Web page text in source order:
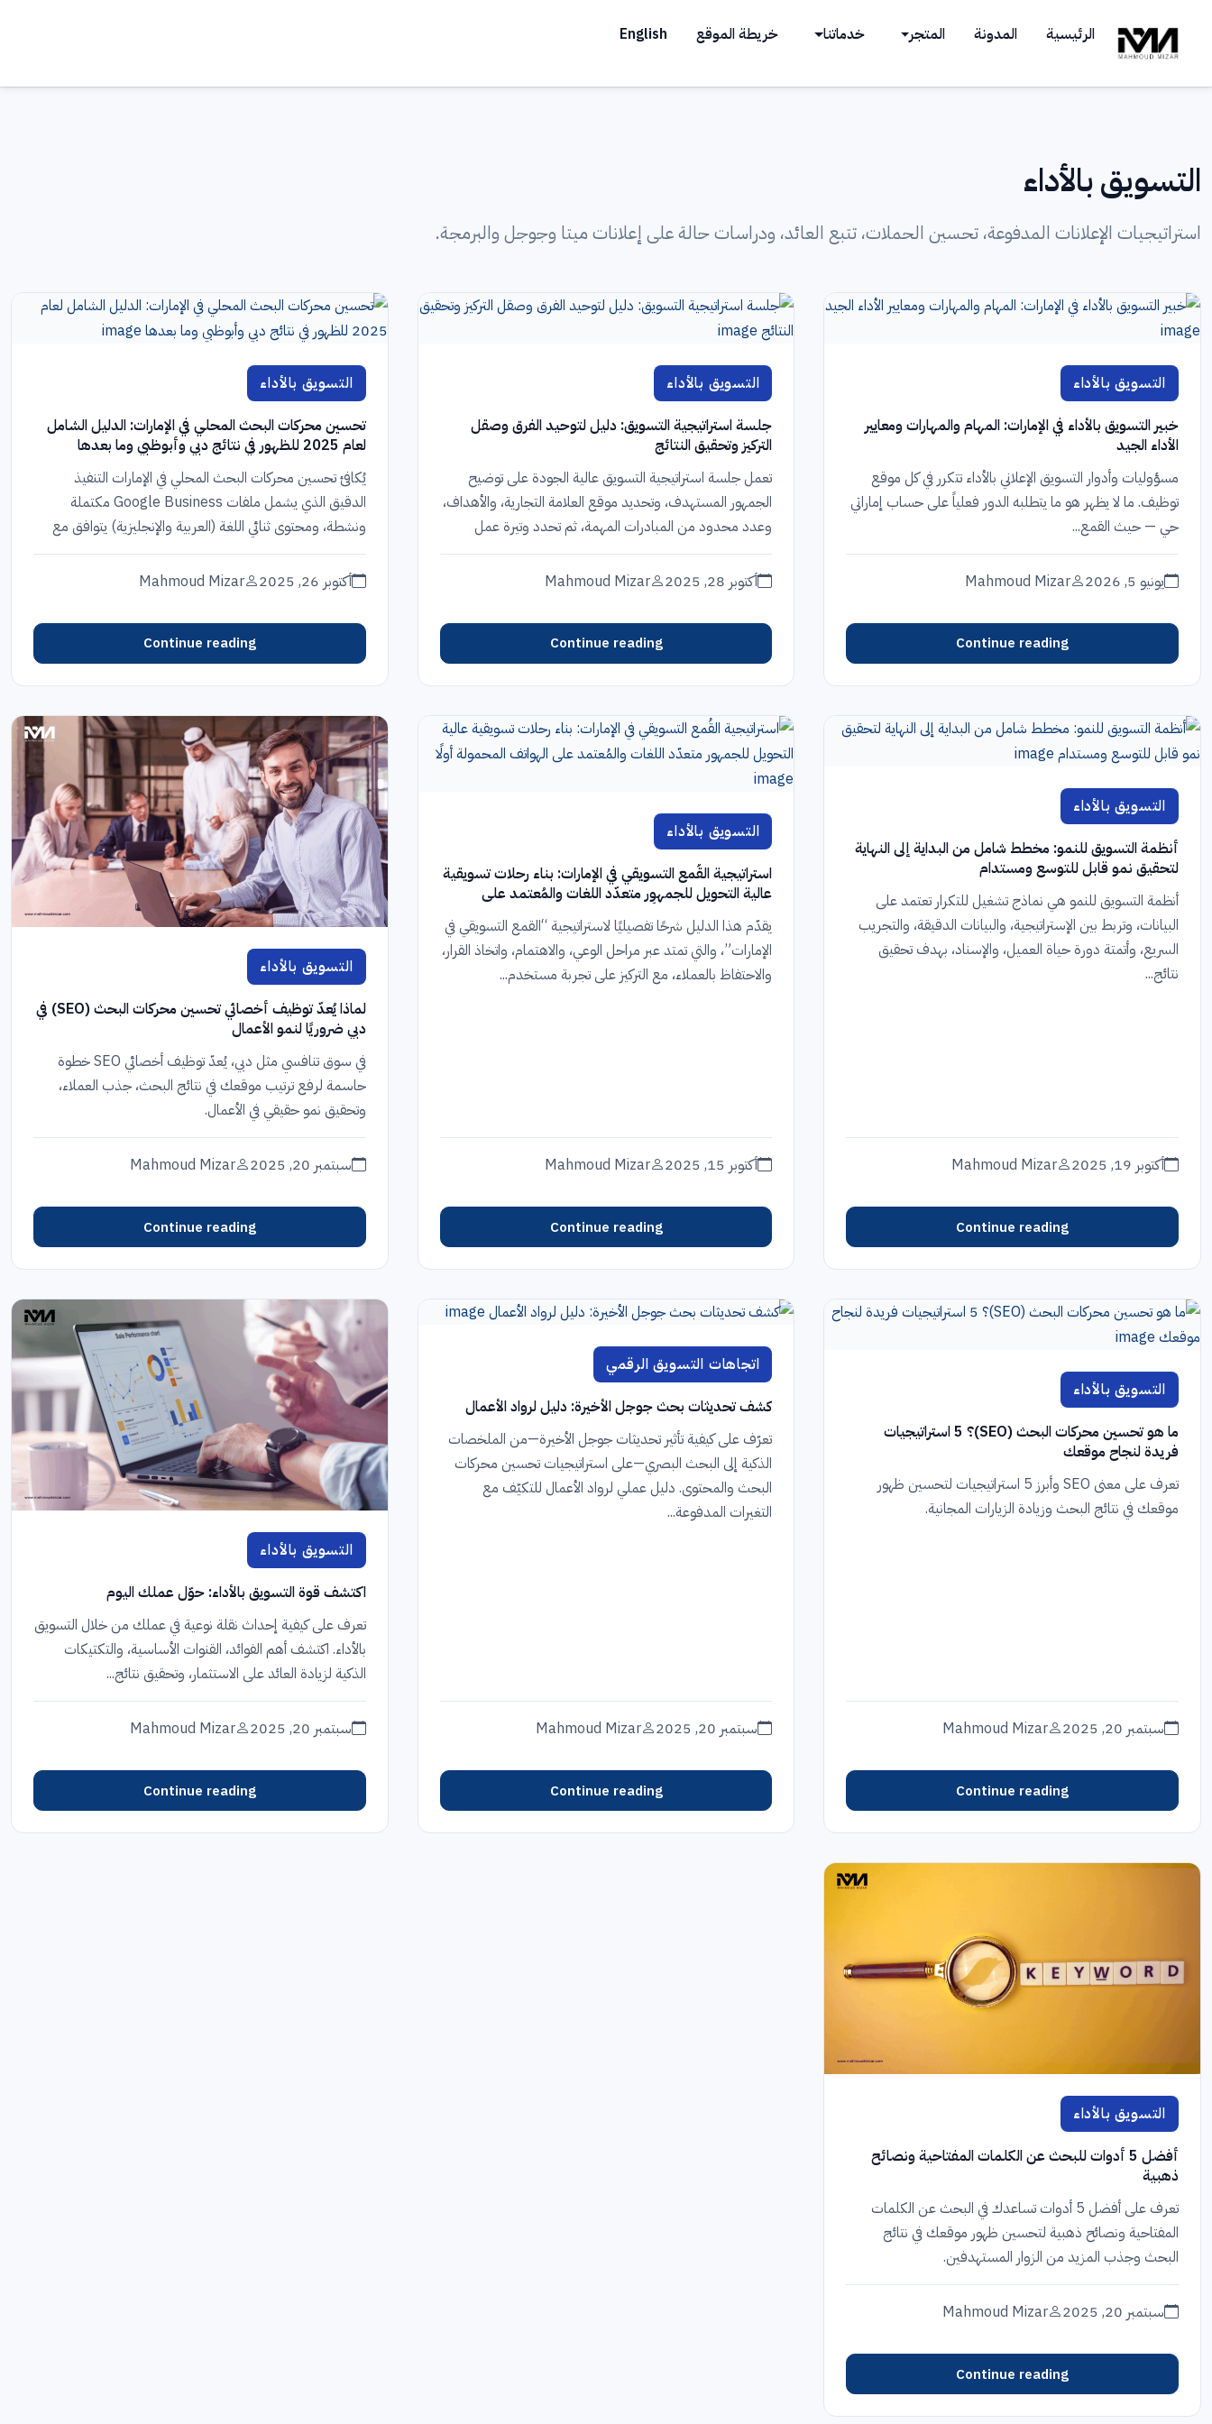
content
الرئيسية المدونة المتجر خدماتنا خريطة الموقع English
التسويق بالأداء
استراتيجيات الإعلانات المدفوعة، تحسين الحملات، تتبع العائد، ودراسات حالة على إعلانات ميتا وجوجل والبرمجة.
التسويق بالأداء
خبير التسويق بالأداء في الإمارات: المهام والمهارات ومعايير
الأداء الجيد
مسؤوليات وأدوار التسويق الإعلاني بالأداء تتكرر في كل موقع
توظيف. ما لا يظهر هو ما يتطلبه الدور فعلياً على حساب إماراتي
حي — حيث القمع...
يونيو 5, 2026 Mahmoud Mizar
Continue reading
التسويق بالأداء
جلسة استراتيجية التسويق: دليل لتوحيد الفرق وصقل
التركيز وتحقيق النتائج
تعمل جلسة استراتيجية التسويق عالية الجودة على توضيح
الجمهور المستهدف، وتحديد موقع العلامة التجارية، والأهداف،
وعدد محدود من المبادرات المهمة، ثم تحدد وتيرة عمل
منتظمة...
أكتوبر 28, 2025
Mahmoud Mizar
Continue reading
التسويق بالأداء
تحسين محركات البحث المحلي في الإمارات: الدليل الشامل
لعام 2025 للظهور في نتائج دبي وأبوظبي وما بعدها
يُكافئ تحسين محركات البحث المحلي في الإمارات التنفيذ
الدقيق الذي يشمل ملفات Google Business مكتملة
ونشطة، ومحتوى ثنائي اللغة (العربية والإنجليزية) يتوافق مع
طريقة بحث...
أكتوبر 26, 2025
Mahmoud Mizar
Continue reading
التسويق بالأداء
أنظمة التسويق للنمو: مخطط شامل من البداية إلى النهاية
لتحقيق نمو قابل للتوسع ومستدام
أنظمة التسويق للنمو هي نماذج تشغيل للتكرار تعتمد على
البيانات، وتربط بين الإستراتيجية، والبيانات الدقيقة، والتجريب
السريع، وأتمتة دورة حياة العميل، والإسناد، بهدف تحقيق
نتائج...
أكتوبر 19, 2025 Mahmoud Mizar
Continue reading
التسويق بالأداء
استراتيجية القُمع التسويقي في الإمارات: بناء رحلات تسويقية
عالية التحويل للجمهور متعدّد اللغات والمُعتمد على
يقدّم هذا الدليل شرحًا تفصيليًا لاستراتيجية “القمع التسويقي في
الإمارات”، والتي تمتد عبر مراحل الوعي، والاهتمام، واتخاذ القرار،
والاحتفاظ بالعملاء، مع التركيز على تجربة مستخدم...
أكتوبر 15, 2025 Mahmoud Mizar
Continue reading
التسويق بالأداء
لماذا يُعدّ توظيف أخصائي تحسين محركات البحث (SEO) في
دبي ضروريًا لنمو الأعمال
في سوق تنافسي مثل دبي، يُعدّ توظيف أخصائي SEO خطوة
حاسمة لرفع ترتيب موقعك في نتائج البحث، جذب العملاء،
وتحقيق نمو حقيقي في الأعمال.
سبتمبر 20, 2025 Mahmoud Mizar
Continue reading
التسويق بالأداء
ما هو تحسين محركات البحث (SEO)؟ 5 استراتيجيات
فريدة لنجاح موقعك
تعرف على معنى SEO وأبرز 5 استراتيجيات لتحسين ظهور
موقعك في نتائج البحث وزيادة الزيارات المجانية.
سبتمبر 20, 2025 Mahmoud Mizar
Continue reading
اتجاهات التسويق الرقمي
كشف تحديثات بحث جوجل الأخيرة: دليل لرواد الأعمال
تعرّف على كيفية تأثير تحديثات جوجل الأخيرة—من الملخصات
الذكية إلى البحث البصري—على استراتيجيات تحسين محركات
البحث والمحتوى. دليل عملي لرواد الأعمال للتكيّف مع
التغيرات المدفوعة...
سبتمبر 20, 2025 Mahmoud Mizar
Continue reading
التسويق بالأداء
اكتشف قوة التسويق بالأداء: حوّل عملك اليوم
تعرف على كيفية إحداث نقلة نوعية في عملك من خلال التسويق
بالأداء. اكتشف أهم الفوائد، القنوات الأساسية، والتكتيكات
الذكية لزيادة العائد على الاستثمار، وتحقيق نتائج...
سبتمبر 20, 2025 Mahmoud Mizar
Continue reading
التسويق بالأداء
أفضل 5 أدوات للبحث عن الكلمات المفتاحية ونصائح
ذهبية
تعرف على أفضل 5 أدوات تساعدك في البحث عن الكلمات
المفتاحية ونصائح ذهبية لتحسين ظهور موقعك في نتائج
البحث وجذب المزيد من الزوار المستهدفين.
سبتمبر 20, 2025 Mahmoud Mizar
Continue reading